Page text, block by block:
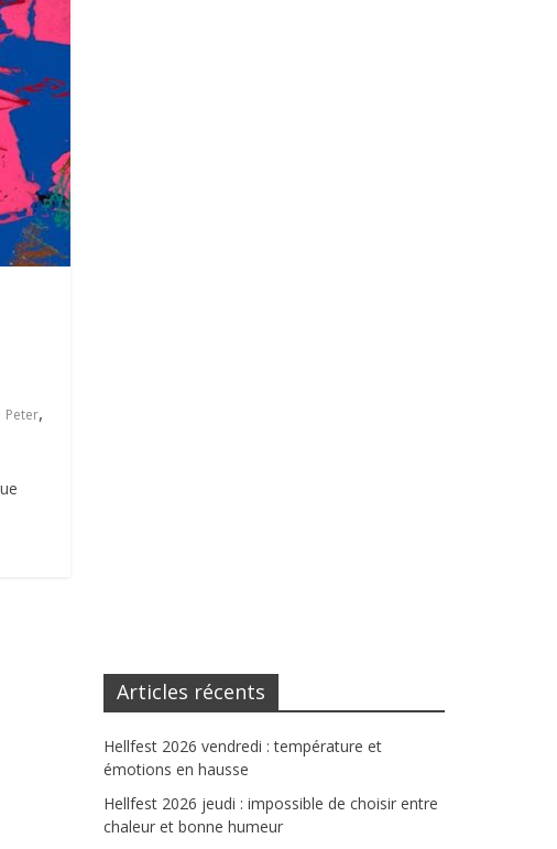
Peter,
Articles récents
Hellfest 2026 vendredi : température et
émotions en hausse
Hellfest 2026 jeudi : impossible de choisir entre
chaleur et bonne humeur